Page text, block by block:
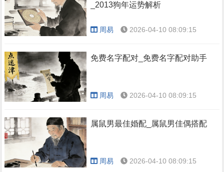
_2013狗年运势解析
周易 2026-04-10 08:09:15
免费名字配对_免费名字配对助手
周易 2026-04-10 08:09:15
属鼠男最佳婚配_属鼠男佳偶搭配
周易 2026-04-10 08:09:15